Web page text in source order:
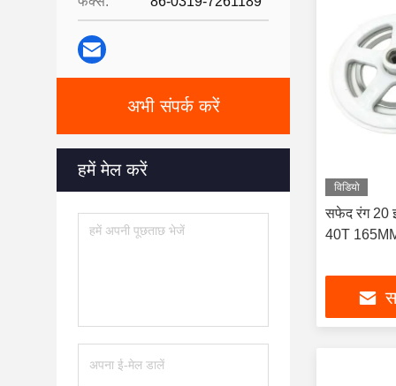
अभी संपर्क करें
हमें मेल करें
विडियो
सफेद रंग 20
40T